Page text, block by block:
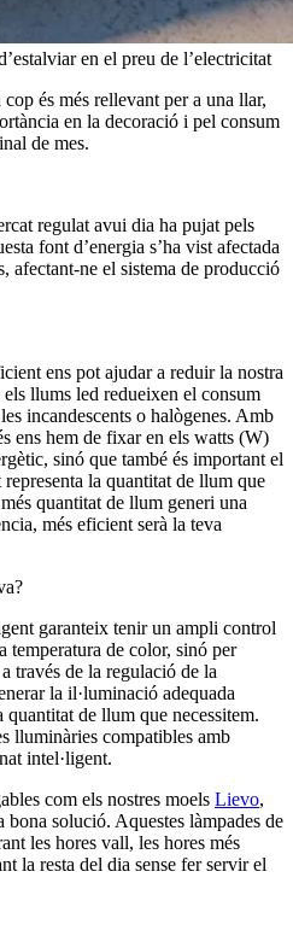
en el preu de l’electricitat
és més rellevant per a una llar,
en la decoració i pel consum
de mes.
regulat avui dia ha pujat pels
font d’energia s’ha vist afectada
afectant-ne el sistema de producció
ens pot ajudar a reduir la nostra
llums led redueixen el consum
incandescents o halògenes. Amb
ens hem de fixar en els watts (W)
sinó que també és important el
la quantitat de llum que
quantitat de llum generi una
més eficient serà la teva
garanteix tenir un ampli control
temperatura de color, sinó per
través de la regulació de la
la il·luminació adequada
de llum que necessitem.
lluminàries compatibles amb
intel·ligent.
com els nostres moels Lievo,
bona solució. Aquestes làmpades de
les hores vall, les hores més
la resta del dia sense fer servir el